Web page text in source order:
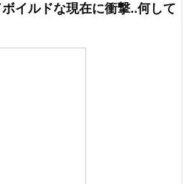
イルドな現在に衝撃..何して